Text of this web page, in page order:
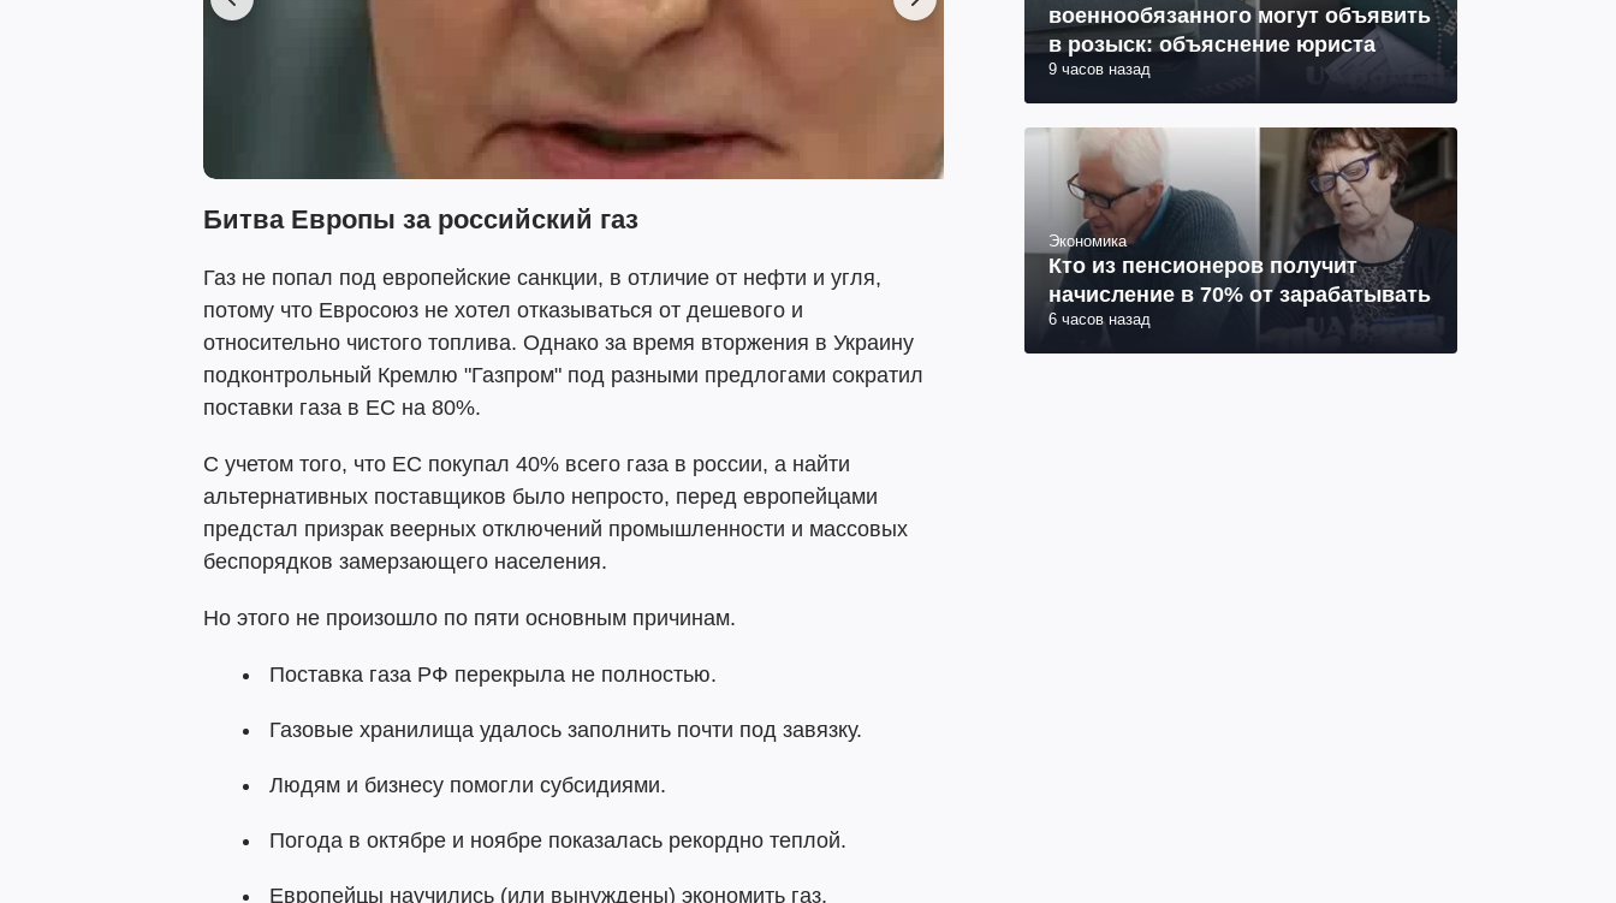
Битва Европы за российский газ
Газ не попал под европейские санкции, в отличие от нефти и угля,
потому что Евросоюз не хотел отказываться от дешевого и
относительно чистого топлива. Однако за время вторжения в Украину
подконтрольный Кремлю "Газпром" под разными предлогами сократил
поставки газа в ЕС на 80%.
С учетом того, что ЕС покупал 40% всего газа в россии, а найти
альтернативных поставщиков было непросто, перед европейцами
предстал призрак веерных отключений промышленности и массовых
беспорядков замерзающего населения.
Но этого не произошло по пяти основным причинам.
Поставка газа РФ перекрыла не полностью.
Газовые хранилища удалось заполнить почти под завязку.
Людям и бизнесу помогли субсидиями.
Погода в октябре и ноябре показалась рекордно теплой.
Европейцы научились (или вынуждены) экономить газ.
военнообязанного могут объявить
в розыск: объяснение юриста
9 часов назад
Экономика
Кто из пенсионеров получит
начисление в 70% от зарабатывать
6 часов назад